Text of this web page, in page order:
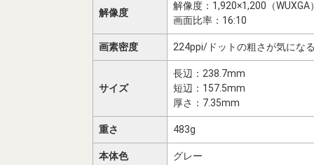
解像度
解像度：1,920×1,200（WUXGA）
画面比率：16:10
画素密度 224ppi/ドットの粗さが気にな
サイズ
長辺：238.7mm
短辺：157.5mm
厚さ：7.35mm
重さ 483g
本体色 グレー